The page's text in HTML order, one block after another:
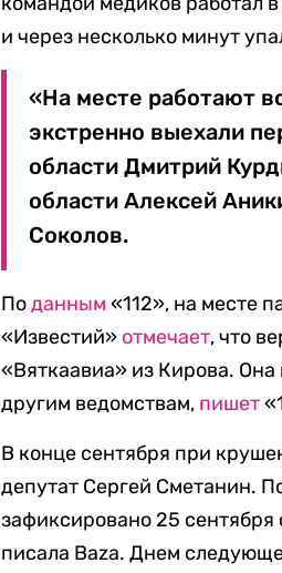
и через несколько минут
«На месте работают
экстренно выехали
области Дмитрий
области Алексей
Соколов.
Поданным «112», на месте
«Известий» отмечает, что
«Вяткаавиа» из Кирова.
другим ведомствам, пишет
В конце сентября при
депутат Сергей Сметанин.
зафиксировано 25
писала Baza. Днем